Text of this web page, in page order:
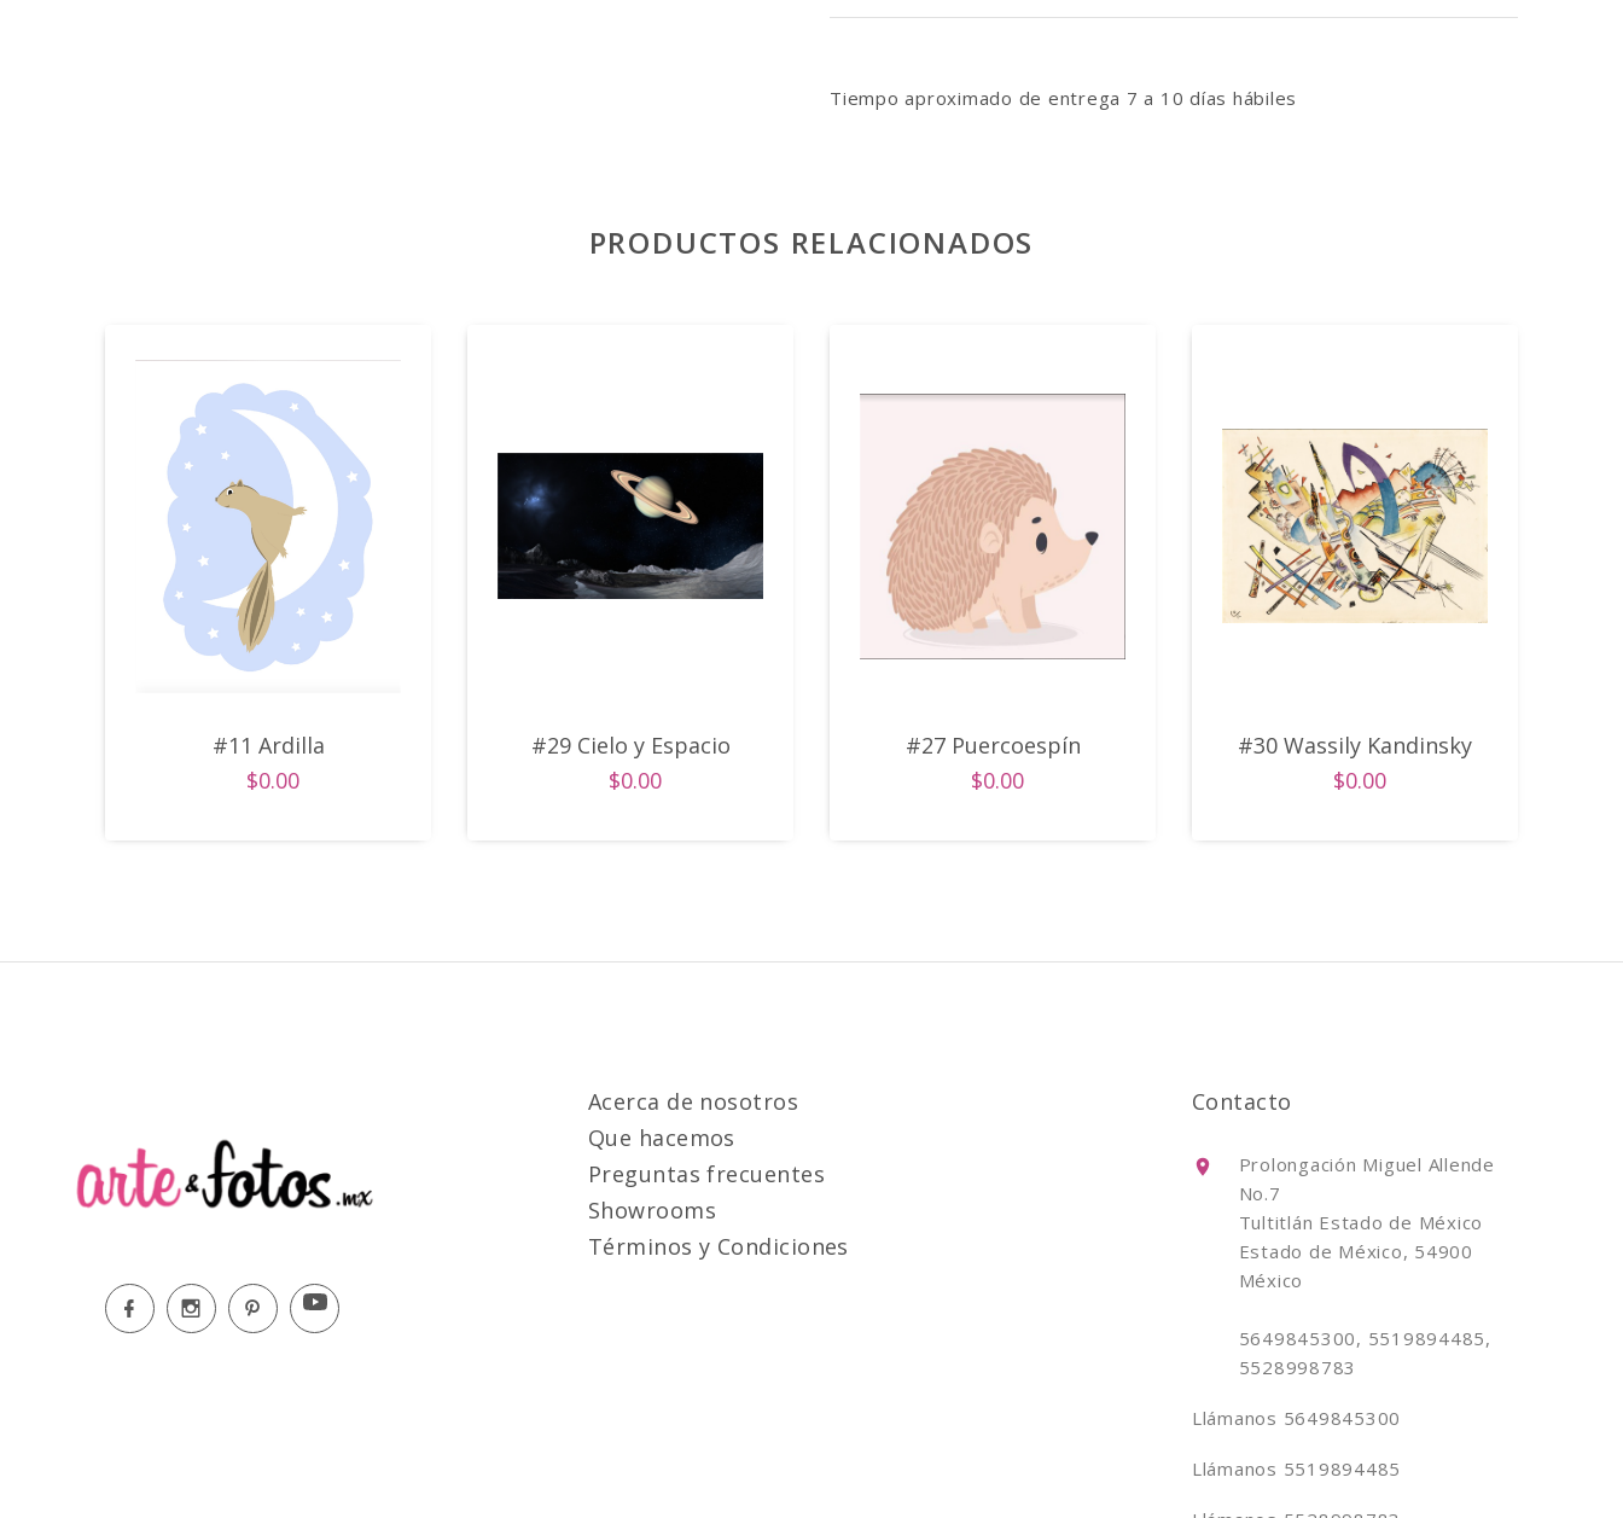
Tiempo aproximado de entrega 7 a 10 días hábiles
PRODUCTOS RELACIONADOS
#11 Ardilla
$0.00
#29 Cielo y Espacio
$0.00
#27 Puercoespín
$0.00
#30 Wassily Kandinsky
$0.00
Acerca de nosotros
Que hacemos
Preguntas frecuentes
Showrooms
Términos y Condiciones
Contacto
Prolongación Miguel Allende
No.7
Tultitlán Estado de México
Estado de México, 54900
México
5649845300, 5519894485,
5528998783
Llámanos 5649845300
Llámanos 5519894485